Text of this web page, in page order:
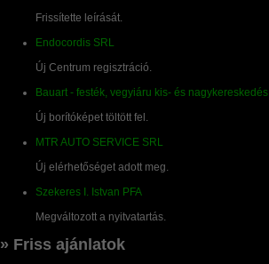
Frissítette leírását.
Endocordis SRL
Új Centrum regisztráció.
Bauart - festék, vegyiáru kis- és nagykereskedés
Új borítóképet töltött fel.
MTR AUTO SERVICE SRL
Új elérhetőséget adott meg.
Szekeres I. Istvan PFA
Megváltozott a nyitvatartás.
» Friss ajánlatok